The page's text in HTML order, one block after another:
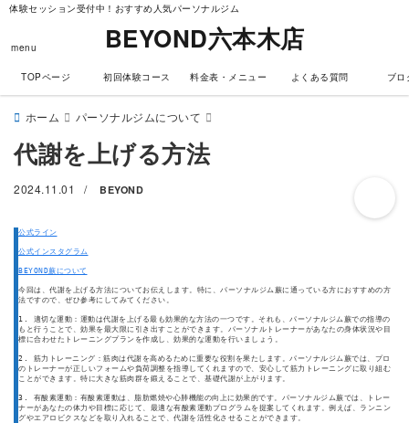
体験セッション受付中！おすすめ人気パーソナルジム
menu BEYOND六本木店
TOPページ 初回体験コース 料金表・メニュー よくある質問 ブロ
ホーム パーソナルジムについて
代謝を上げる方法
2024.11.01 / BEYOND
公式ライン
公式インスタグラム
BEYOND蕨について
今回は、代謝を上げる方法についてお伝えします。特に、パーソナルジム蕨に通っている方におすすめの方
法ですので、ぜひ参考にしてみてください。
1. 適切な運動：運動は代謝を上げる最も効果的な方法の一つです。それも、パーソナルジム蕨での指導の
もと行うことで、効果を最大限に引き出すことができます。パーソナルトレーナーがあなたの身体状況や目
標に合わせたトレーニングプランを作成し、効果的な運動を行いましょう。
2. 筋力トレーニング：筋肉は代謝を高めるために重要な役割を果たします。パーソナルジム蕨では、プロ
のトレーナーが正しいフォームや負荷調整を指導してくれますので、安心して筋力トレーニングに取り組む
ことができます。特に大きな筋肉群を鍛えることで、基礎代謝が上がります。
3. 有酸素運動：有酸素運動は、脂肪燃焼や心肺機能の向上に効果的です。パーソナルジム蕨では、トレー
ナーがあなたの体力や目標に応じて、最適な有酸素運動プログラムを提案してくれます。例えば、ランニン
グやエアロビクスなどを取り入れることで、代謝を活性化させることができます。